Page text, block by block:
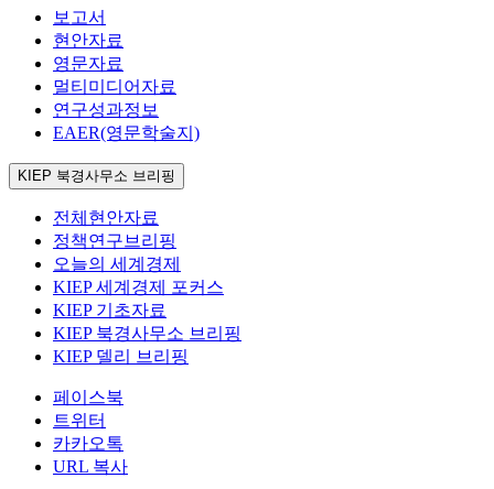
보고서
현안자료
영문자료
멀티미디어자료
연구성과정보
EAER(영문학술지)
KIEP 북경사무소 브리핑
전체현안자료
정책연구브리핑
오늘의 세계경제
KIEP 세계경제 포커스
KIEP 기초자료
KIEP 북경사무소 브리핑
KIEP 델리 브리핑
페이스북
트위터
카카오톡
URL 복사